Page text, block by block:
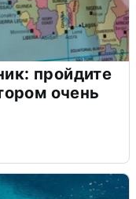
пройдите
очень